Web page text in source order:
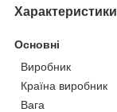
Характеристики
Основні
Виробник
Країна виробник
Вага